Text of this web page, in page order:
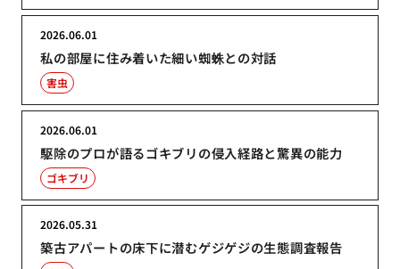
私の部屋に住み着いた細い蜘蛛との対話
2026.06.01
害虫
駆除のプロが語るゴキブリの侵入経路と驚異の能力
2026.06.01
ゴキブリ
築古アパートの床下に潜むゲジゲジの生態調査報告
2026.05.31